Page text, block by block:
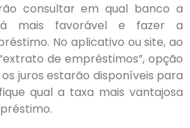
consultar em qual banco a
mais favorável e fazer a
No aplicativo ou site, ao
de empréstimos”, opção
os juros estarão disponíveis para
qual a taxa mais vantajosa